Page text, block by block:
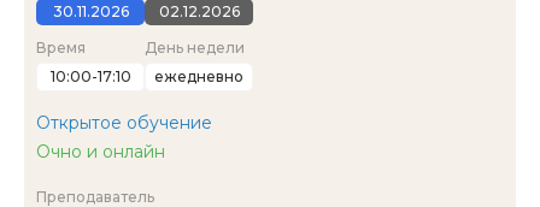
30.11.2026
02.12.2026
Время
10:00-17:10
День недели
ежедневно
Открытое обучение
Очно и онлайн
Преподаватель